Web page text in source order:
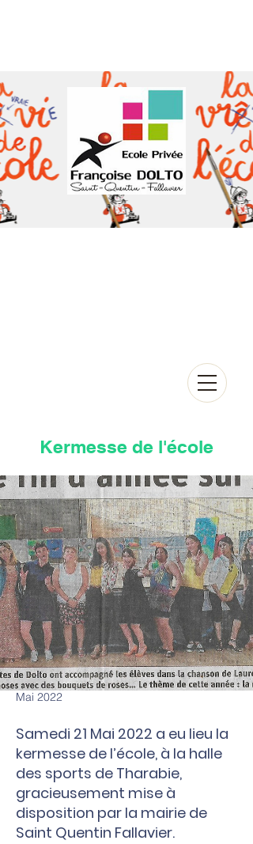
Mai 2022
Samedi 21 Mai 2022 a eu lieu la
kermesse de l’école, à la halle
des sports de Tharabie,
gracieusement mise à
disposition par la mairie de
Saint Quentin Fallavier.
Kermesse de l'école